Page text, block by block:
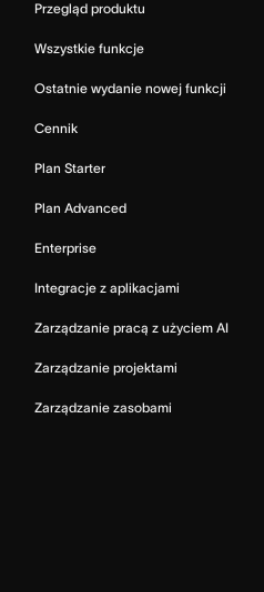
Przegląd produktu
Wszystkie funkcje
Ostatnie wydanie nowej funkcji
Cennik
Plan Starter
Plan Advanced
Enterprise
Integracje z aplikacjami
Zarządzanie pracą z użyciem AI
Zarządzanie projektami
Zarządzanie zasobami